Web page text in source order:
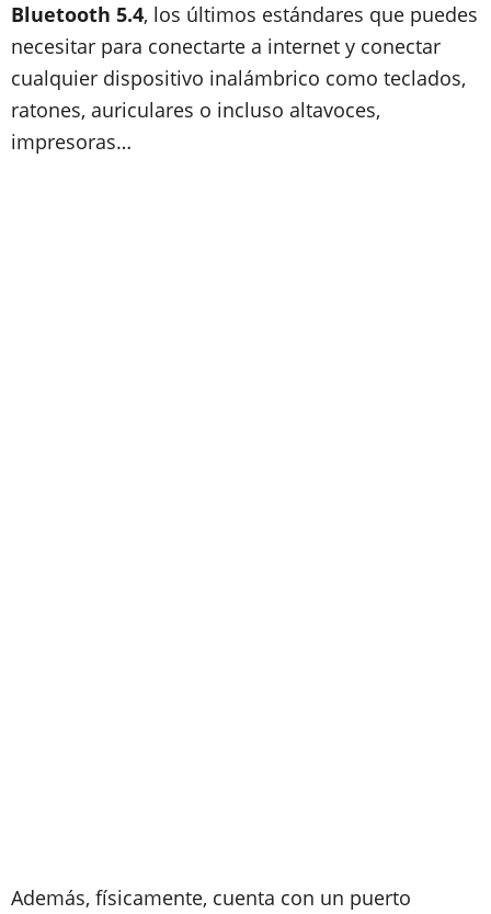
Bluetooth 5.4, los últimos estándares que puedes
necesitar para conectarte a internet y conectar
cualquier dispositivo inalámbrico como teclados,
ratones, auriculares o incluso altavoces,
impresoras…
Además, físicamente, cuenta con un puerto